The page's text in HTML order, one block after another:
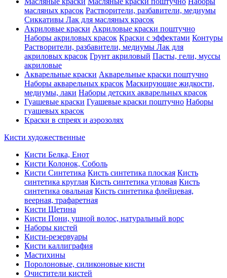
масляных красок Растворители, разбавители, медиумы
Сиккативы Лак для масляных красок
Акриловые краски Акриловые краски поштучно
Наборы акриловых красок Краски с эффектами Контуры
Растворители, разбавители, медиумы Лак для
акриловых красок Грунт акриловый Пасты, гели, муссы
акриловые
Акварельные краски Акварельные краски поштучно
Наборы акварельных красок Маскирующие жидкости,
медиумы, лаки Наборы детских акварельных красок
Гуашевые краски Гуашевые краски поштучно Наборы
гуашевых красок
Краски в спреях и аэрозолях
Кисти художественные
Кисти Белка, Енот
Кисти Колонок, Соболь
Кисти Синтетика Кисть синтетика плоская Кисть
синтетика круглая Кисть синтетика угловая Кисть
синтетика овальная Кисть синтетика флейцевая,
веерная, трафаретная
Кисти Щетина
Кисти Пони, ушной волос, натуральный ворс
Наборы кистей
Кисти-резервуары
Кисти каллиграфия
Мастихины
Поролоновые, силиконовые кисти
Очистители кистей